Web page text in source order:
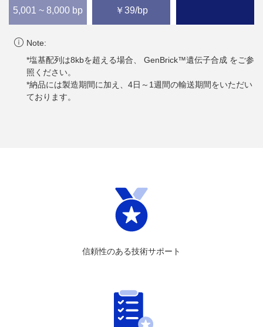
5,001 ~ 8,000 bp ￥39/bp
Note:
*塩基配列は8kbを超える場合、 GenBrick™遺伝子合成 をご参
照ください。
*納品には製造期間に加え、4日～1週間の輸送期間をいただい
ております。
信頼性のある技術サポート